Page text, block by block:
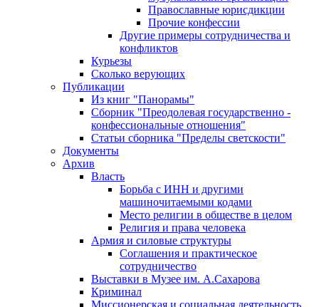
Православные юрисдикции
Прочие конфессии
Другие примеры сотрудничества и
конфликтов
Курьезы
Сколько верующих
Публикации
Из книг "Панорамы"
Сборник "Преодолевая государственно -
конфессиональные отношения"
Статьи сборника "Пределы светскости"
Документы
Архив
Власть
Борьба с ИНН и другими
машиночитаемыми кодами
Место религии в обществе в целом
Религия и права человека
Армия и силовые структуры
Соглашения и практическое
сотрудничество
Выставки в Музее им. А.Сахарова
Криминал
Миссионерская и социальная деятельность